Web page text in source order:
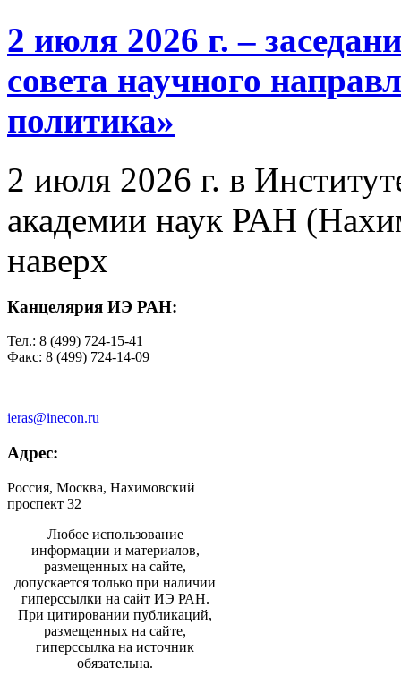
2 июля 2026 г. –
совета научного
политика»
2 июля 2026 г. в
академии наук РАН
наверх
Канцелярия ИЭ РАН:
Тел.: 8 (499) 724-15-41
Факс: 8 (499) 724-14-09
ieras@inecon.ru
Адрес:
Россия, Москва, Нахимовский
проспект 32
Любое использование
информации и материалов,
размещенных на сайте,
допускается только при наличии
гиперссылки на сайт ИЭ РАН.
При цитировании публикаций,
размещенных на сайте,
гиперссылка на источник
обязательна.